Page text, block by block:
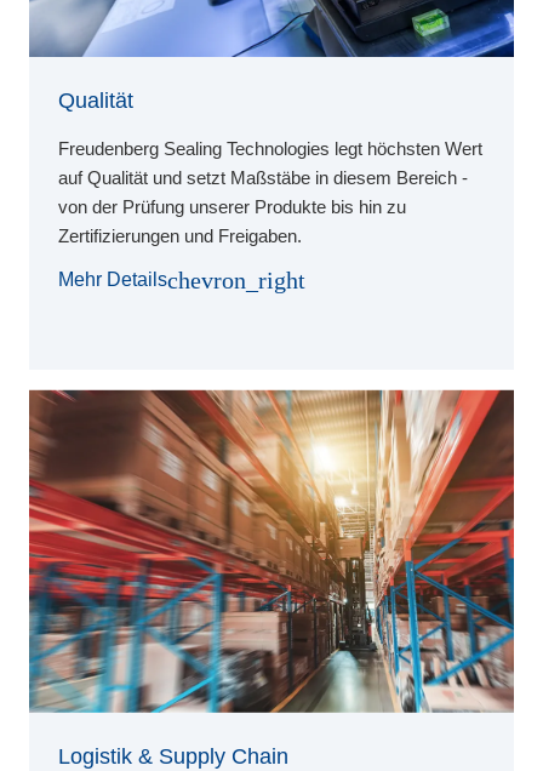
Qualität
Freudenberg Sealing Technologies legt höchsten Wert
auf Qualität und setzt Maßstäbe in diesem Bereich -
von der Prüfung unserer Produkte bis hin zu
Zertifizierungen und Freigaben.
Mehr Detailschevron_right
Logistik & Supply Chain